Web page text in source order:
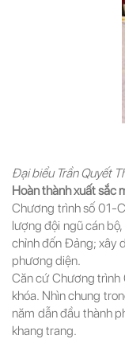
Đại biểu Trần Quyết
Hoàn thành xuất sắc
Chương trình số 01-
lượng đội ngũ cán
chỉnh đốn Đảng; xây
phương diện.
Căn cứ Chương trình
khóa. Nhìn chung
năm dẫn đầu thành
khang trang.